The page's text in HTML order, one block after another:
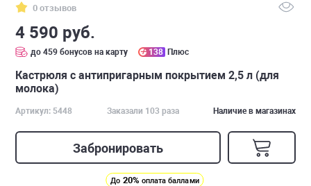
0 отзывов
4 590 руб.
до 459 бонусов на карту 138 Плюс
Кастрюля с антипригарным покрытием 2,5 л (для
молока)
Артикул: 5448 Заказали 103 раза Наличие в магазинах
Забронировать
До 20% оплата баллами